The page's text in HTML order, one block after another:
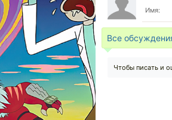
Имя:
Все
Чтобы писать и